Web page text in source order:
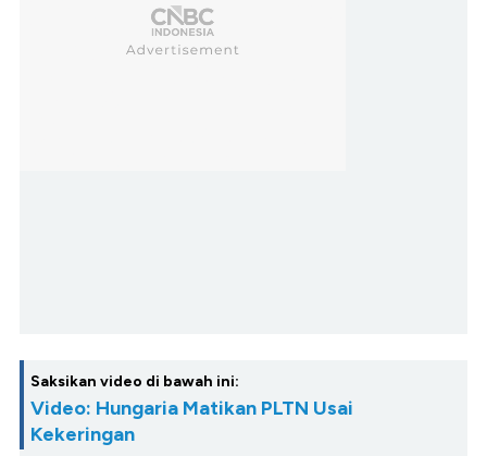
Saksikan video di bawah ini:
Video: Hungaria Matikan PLTN Usai
Kekeringan